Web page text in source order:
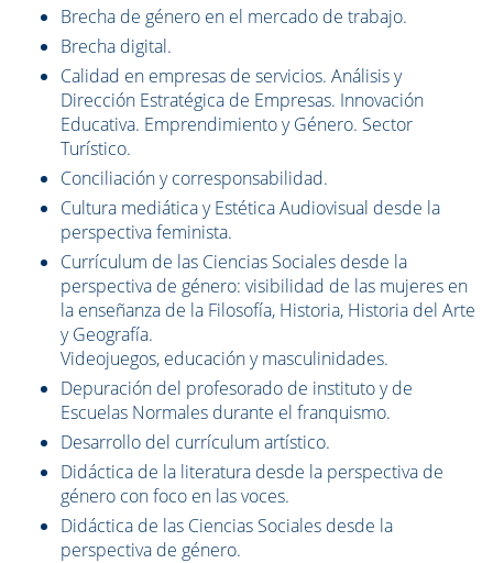
Brecha de género en el mercado de trabajo.
Brecha digital.
Calidad en empresas de servicios. Análisis y
Dirección Estratégica de Empresas. Innovación
Educativa. Emprendimiento y Género. Sector
Turístico.
Conciliación y corresponsabilidad.
Cultura mediática y Estética Audiovisual desde la
perspectiva feminista.
Currículum de las Ciencias Sociales desde la
perspectiva de género: visibilidad de las mujeres en
la enseñanza de la Filosofía, Historia, Historia del Arte
y Geografía.
Videojuegos, educación y masculinidades.
Depuración del profesorado de instituto y de
Escuelas Normales durante el franquismo.
Desarrollo del currículum artístico.
Didáctica de la literatura desde la perspectiva de
género con foco en las voces.
Didáctica de las Ciencias Sociales desde la
perspectiva de género.